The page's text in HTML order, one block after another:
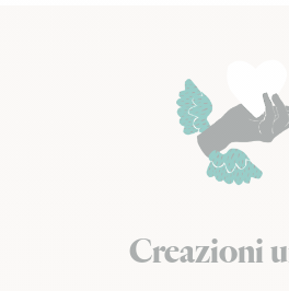
Creazioni